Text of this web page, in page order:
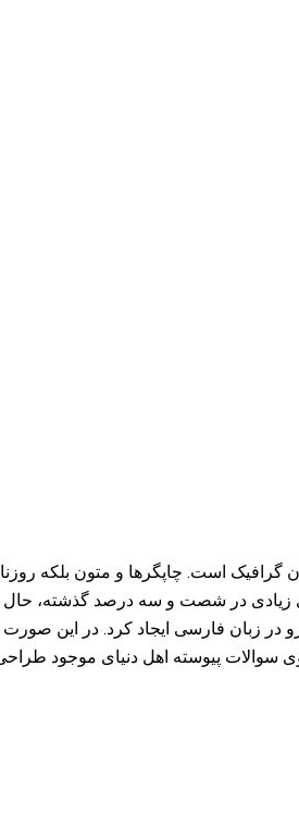
گرافیک است. چاپگرها و متون بلکه
زیادی در شصت و سه درصد گذشته،
زبان فارسی ایجاد کرد. در این صورت
پیوسته اهل دنیای موجود